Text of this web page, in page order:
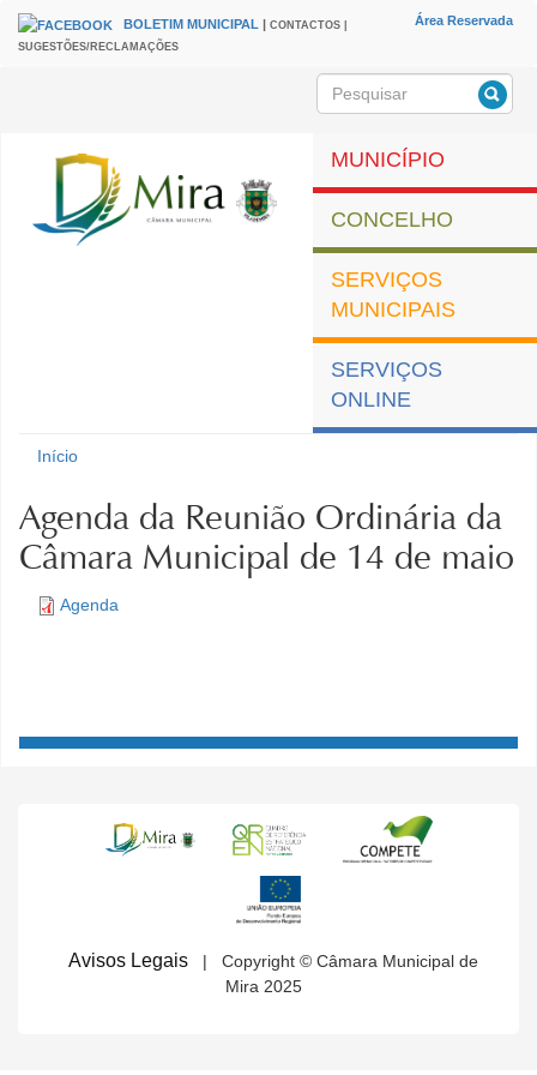
Passar para o conteúdo principal
HEADER
BOLETIM MUNICIPAL | CONTACTOS |
SUGESTÕES/RECLAMAÇÕES
secundário
Área Reservada
Formulário de
pesquisa
Pesquisar
MUNICÍPIO
CONCELHO
SERVIÇOS
MUNICIPAIS
SERVIÇOS
ONLINE
Início
Agenda da Reunião Ordinária da
Câmara Municipal de 14 de maio
Agenda
Avisos Legais
| Copyright © Câmara Municipal de
Mira 2025